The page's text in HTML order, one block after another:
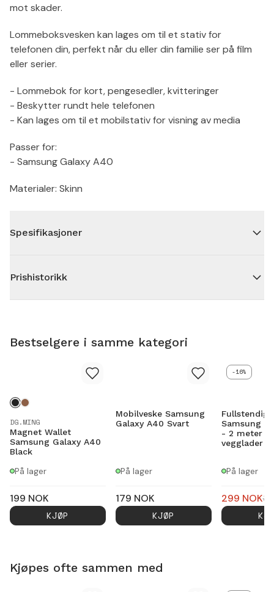
mot skader.
Lommeboksvesken kan lages om til et stativ for
telefonen din, perfekt når du eller din familie ser på film
eller serier.
- Lommebok for kort, pengesedler, kvitteringer
- Beskytter rundt hele telefonen
- Kan lages om til et mobilstativ for visning av media
Passer for:
- Samsung Galaxy A40
Materialer: Skinn
Spesifikasjoner
Prishistorikk
Bestselgere i samme kategori
DG.MING
Magnet Wallet
Samsung Galaxy A40
Black
På lager
199 NOK
KJØP
Mobilveske Samsung
Galaxy A40 Svart
På lager
179 NOK
KJØP
-16%
Fullstendig
Samsung
- 2 meter
vegglader
På lager
299 NOK
Kjøpes ofte sammen med